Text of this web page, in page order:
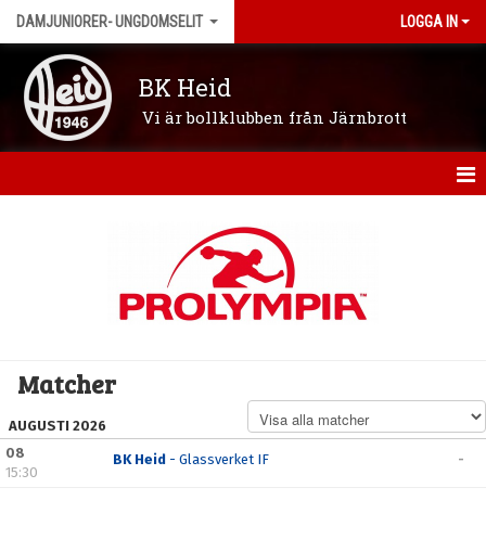
DAMJUNIORER- UNGDOMSELIT LOGGA IN
BK Heid
Vi är bollklubben från Järnbrott
BILDGALLERI
Matcher
AUGUSTI 2026
08
15:30
BK Heid - Glassverket IF -